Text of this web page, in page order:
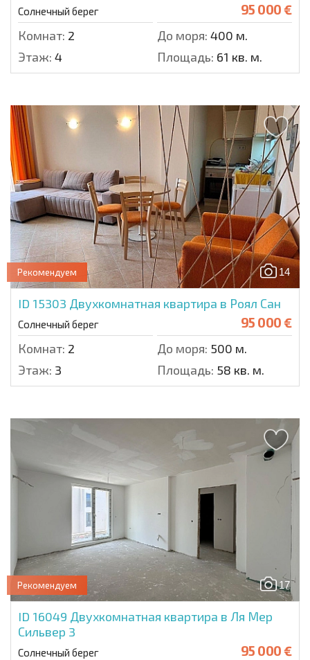
Солнечный берег 95 000 €
Комнат: 2 До моря: 400 м.
Этаж: 4 Площадь: 61 кв. м.
14
Рекомендуем
ID 15303 Двухкомнатная квартира в Роял Сан
Солнечный берег 95 000 €
Комнат: 2 До моря: 500 м.
Этаж: 3 Площадь: 58 кв. м.
17
Рекомендуем
ID 16049 Двухкомнатная квартира в Ля Мер
Сильвер 3
Солнечный берег 95 000 €